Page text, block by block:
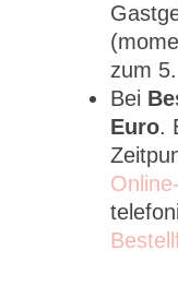
zum
Bei
Euro.